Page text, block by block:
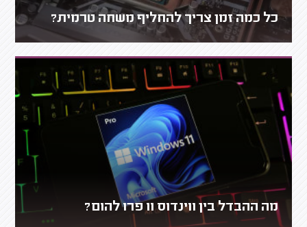
כל כמה זמן צריך להחליף משחה טרמית?
מה ההבדל בין ווינדוס 11 פרו להום?